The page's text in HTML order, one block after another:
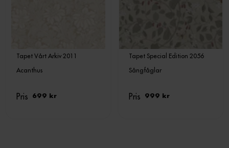
Tapet Vårt Arkiv 2011
Acanthus
Pris 699 kr
Tapet Special Edition 2056
Sångfåglar
Pris 999 kr